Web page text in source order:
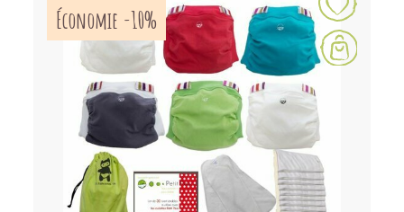
Économie -10%